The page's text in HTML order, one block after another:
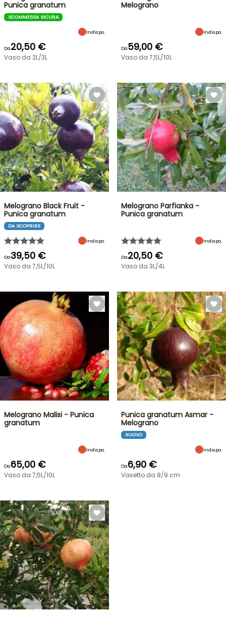
Punica granatum
SCOMMESSA SICURA
Indispo.
Da20,50 €
Vaso da 2L/3L
Melograno
Indispo.
Da59,00 €
Vaso da 7,5L/10L
Melograno Black Fruit -
Punica granatum
DA SCOPRIRE
Indispo.
Da39,50 €
Vaso da 7,5L/10L
Melograno Parfianka -
Punica granatum
Indispo.
Da20,50 €
Vaso da 3L/4L
Melograno Malisi - Punica
granatum
Indispo.
Da65,00 €
Vaso da 7,5L/10L
Punica granatum Asmar -
Melograno
NUOVO
Indispo.
Da6,90 €
Vasetto da 8/9 cm